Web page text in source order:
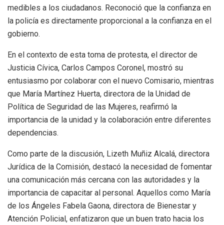
medibles a los ciudadanos. Reconoció que la confianza en
la policía es directamente proporcional a la confianza en el
gobierno.
En el contexto de esta toma de protesta, el director de
Justicia Cívica, Carlos Campos Coronel, mostró su
entusiasmo por colaborar con el nuevo Comisario, mientras
que María Martínez Huerta, directora de la Unidad de
Política de Seguridad de las Mujeres, reafirmó la
importancia de la unidad y la colaboración entre diferentes
dependencias.
Como parte de la discusión, Lizeth Muñiz Alcalá, directora
Jurídica de la Comisión, destacó la necesidad de fomentar
una comunicación más cercana con las autoridades y la
importancia de capacitar al personal. Aquellos como María
de los Ángeles Fabela Gaona, directora de Bienestar y
Atención Policial, enfatizaron que un buen trato hacia los